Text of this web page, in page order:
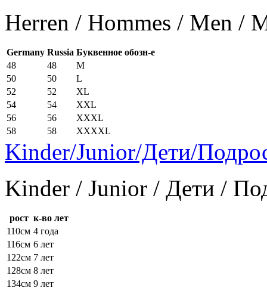
Herren / Hommes / Men /
Germany Russia Буквенное обозн-е
48
48
M
50
50
L
52
52
XL
54
54
XXL
56
56
XXXL
58
58 XXXXL
Kinder/Junior/Дети/
Kinder / Junior / Дети /
рост к-во лет
110см 4 года
116см 6 лет
122см 7 лет
128см 8 лет
134см 9 лет